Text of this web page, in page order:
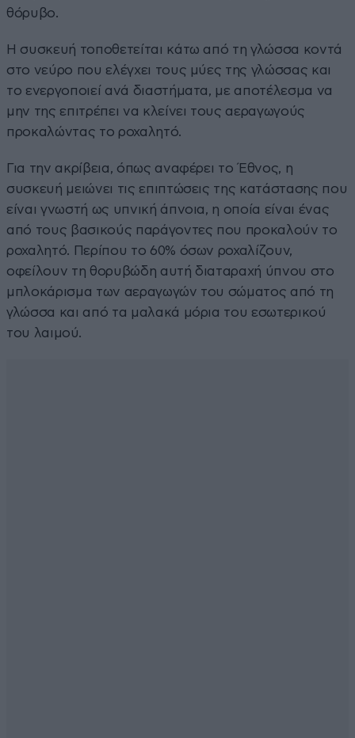
θόρυβο.
Η συσκευή τοποθετείται κάτω από τη γλώσσα κοντά
στο νεύρο που ελέγχει τους μύες της γλώσσας και
το ενεργοποιεί ανά διαστήματα, με αποτέλεσμα να
μην της επιτρέπει να κλείνει τους αεραγωγούς
προκαλώντας το ροχαλητό.
Για την ακρίβεια, όπως αναφέρει το Έθνος, η
συσκευή μειώνει τις επιπτώσεις της κατάστασης που
είναι γνωστή ως υπνική άπνοια, η οποία είναι ένας
από τους βασικούς παράγοντες που προκαλούν το
ροχαλητό. Περίπου το 60% όσων ροχαλίζουν,
οφείλουν τη θορυβώδη αυτή διαταραχή ύπνου στο
μπλοκάρισμα των αεραγωγών του σώματος από τη
γλώσσα και από τα μαλακά μόρια του εσωτερικού
του λαιμού.